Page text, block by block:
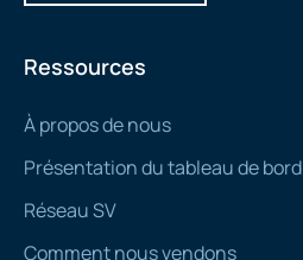
Ressources
À propos de nous
Présentation du tableau de bord
Réseau SV
Comment nous vendons